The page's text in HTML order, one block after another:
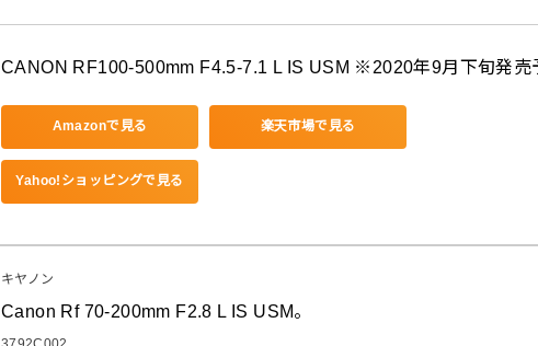
CANON RF100-500mm F4.5-7.1 L IS USM ※2020年9月下旬発売
Amazonで見る 楽天市場で見る
Yahoo!ショッピングで見る
キヤノン
Canon Rf 70-200mm F2.8 L IS USM。